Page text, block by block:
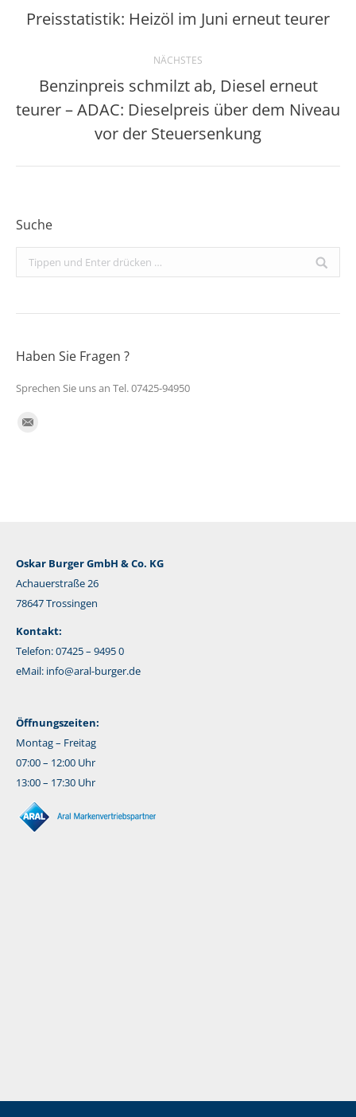
Vorheriger
Preisstatistik: Heizöl im Juni erneut teurer
NÄCHSTES
Nächster
Beitrag:
Benzinpreis schmilzt ab, Diesel erneut
teurer – ADAC: Dieselpreis über dem Niveau
vor der Steuersenkung
Suche
Search:
Haben Sie Fragen ?
Sprechen Sie uns an Tel. 07425-94950
Finden Sie uns auf:
Oskar Burger GmbH & Co. KG
Achauerstraße 26
78647 Trossingen
Kontakt:
Telefon: 07425 – 9495 0
eMail: info@aral-burger.de
Öffnungszeiten:
Montag – Freitag
07:00 – 12:00 Uhr
13:00 – 17:30 Uhr